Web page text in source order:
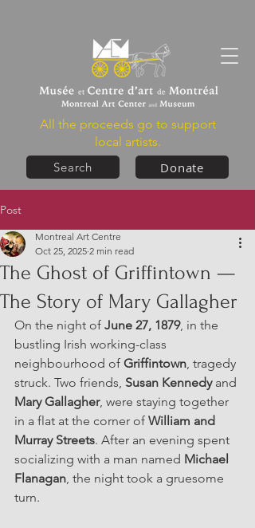
Donate
All the proceeds go to support
local artists.
Search
Post
The Ghost of Griffintown —
The Story of Mary Gallagher
Montreal Art Centre
Oct 25, 2025 2 min read
On the night of June 27, 1879, in the
bustling Irish working-class
neighbourhood of Griffintown, tragedy
struck. Two friends, Susan Kennedy and
Mary Gallagher, were staying together
in a flat at the corner of William and
Murray Streets. After an evening spent
socializing with a man named Michael
Flanagan, the night took a gruesome
turn.